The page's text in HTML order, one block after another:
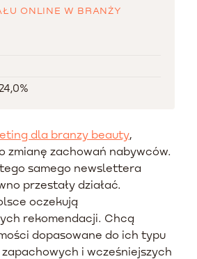
ONLINE W BRANŻY
dla branzy beauty,
zmianę zachowań nabywców.
samego newslettera
przestały działać.
oczekują
rekomendacji. Chcą
dopasowane do ich typu
i wcześniejszych